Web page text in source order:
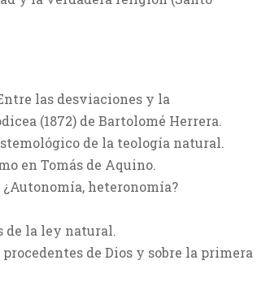
las desviaciones y la
(1872) de Bartolomé Herrera.
de la teología natural.
en Tomás de Aquino.
heteronomía?
de la ley natural.
de Dios y sobre la primera